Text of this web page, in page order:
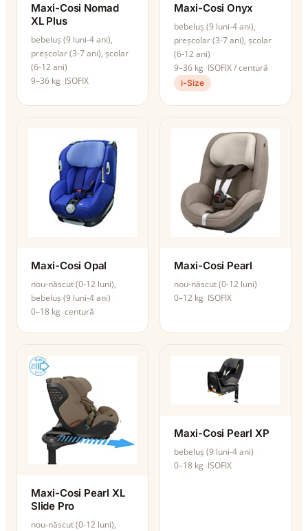
Maxi-Cosi Nomad
XL Plus
bebeluș (9 luni-4 ani),
preșcolar (3-7 ani), școlar
(6-12 ani)
9–36 kg ISOFIX
Maxi-Cosi Onyx
bebeluș (9 luni-4 ani),
preșcolar (3-7 ani), școlar
(6-12 ani)
9–36 kg ISOFIX / centură
i-Size
Maxi-Cosi Opal
nou-născut (0-12 luni),
bebeluș (9 luni-4 ani)
0–18 kg centură
Maxi-Cosi Pearl
nou-născut (0-12 luni)
0–12 kg ISOFIX
Maxi-Cosi Pearl XL
Slide Pro
nou-născut (0-12 luni),
Maxi-Cosi Pearl XP
bebeluș (9 luni-4 ani)
0–18 kg ISOFIX